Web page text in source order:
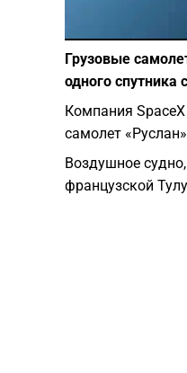
Грузовые
одного спутника
Компания
самолет
Воздушное
французской